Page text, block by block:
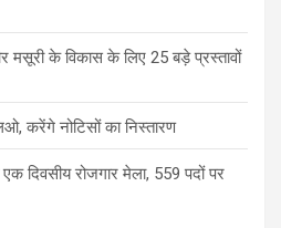
मसूरी के विकास के लिए 25 बड़े प्रस्तावों
करेंगे नोटिसों का निस्तारण
दिवसीय रोजगार मेला, 559 पदों पर